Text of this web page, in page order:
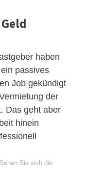
haben
passives
Job gekündigt
der
Das geht aber
hinein
Sehen Sie sich die